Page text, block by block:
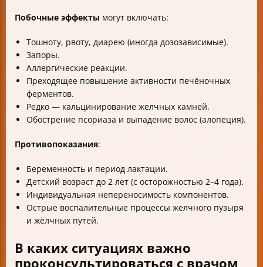
Побочные эффекты могут включать:
Тошноту, рвоту, диарею (иногда дозозависимые).
Запоры.
Аллергические реакции.
Преходящее повышение активности печёночных
ферментов.
Редко — кальцинирование желчных камней.
Обострение псориаза и выпадение волос (алопеция).
Противопоказания:
Беременность и период лактации.
Детский возраст до 2 лет (с осторожностью 2–4 года).
Индивидуальная непереносимость компонентов.
Острые воспалительные процессы желчного пузыря
и жёлчных путей.
В каких ситуациях важно
проконсультироваться с врачом